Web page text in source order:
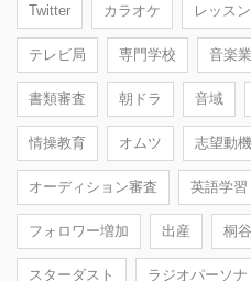
Twitter カラオケ レッスン
テレビ局 専門学校 音楽
書類審査 朝ドラ 音域
情操教育 オムツ 志望動機
オーディション審査 英語学習
フォロワー増加 出産 桐
スターダスト ラジオパーソ